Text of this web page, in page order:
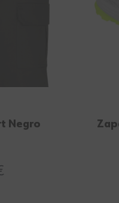
Negro